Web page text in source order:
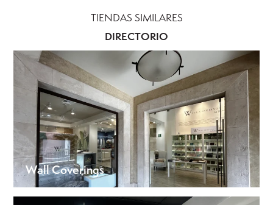
TIENDAS SIMILARES
DIRECTORIO
Wall Coverings